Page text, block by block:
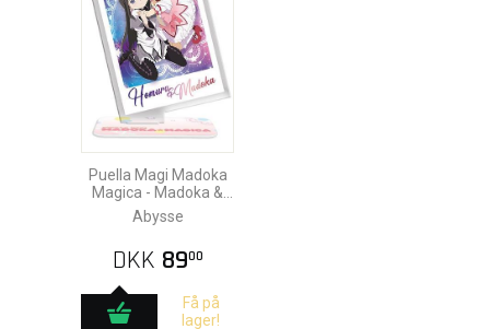
Puella Magi Madoka
Magica - Madoka &
Homura Akryl
Abysse
DKK 8900
Få på
lager!